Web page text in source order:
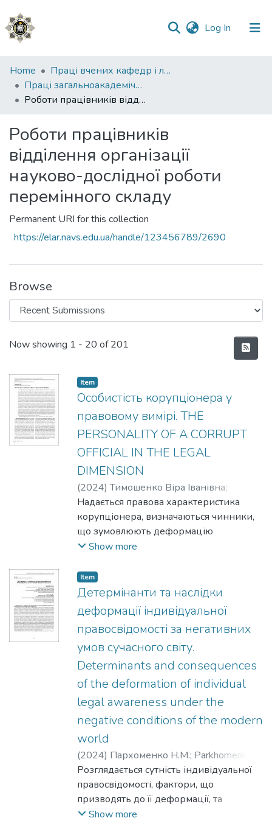
Log In (current)
Communities
&
Collections
Statistics
Home
Праці вчених кафедр і лабораторій
Праці загальноакадемічних кафедр
Роботи працівників відділення організації науково-дослідної роботи перемінного складу
Роботи працівників
відділення організації
науково-дослідної роботи
перемінного складу
Permanent URI for this collection
https://elar.navs.edu.ua/handle/123456789/2690
Browse
Recent Submissions
Now showing 1 - 20 of 201
Item
Особистість корупціонера у
правовому вимірі. THE
PERSONALITY OF A CORRUPT
OFFICIAL IN THE LEGAL
DIMENSION
(2024)Тимошенко Віра Іванівна;
Tymoshenko V.I.
Надається правова характеристика
корупціонера, визначаються чинники,
що зумовлюють деформацію
індивідуальної правосвідомості та
корупційну поведінку або сприяють їх
реалізації, позначаються можливості
запобігання такій поведінці.
Обґрунтовано висновок, що
корупційна поведінка є результатом
складної взаємодії соціальних і
біологічних факторів, дія яких
корегується конкретними відносинами,
в які особа потрапляє. Найголовніше у
боротьбі з корупцією – невідворотність
покарання. Зменшити прояви корупції
в суспільстві можна шляхом
формувавши принципово іншої
системи цінностей на основі високого
рівня правосвідомості, контролю за
законотворчою, виконавчою діяльністю
органів влади, невідворотності
Show more
Item
Детермінанти та наслідки
деформації індивідуальної
правосвідомості за негативних
умов сучасного світу.
Determinants and consequences
of the deformation of individual
legal awareness under the
negative conditions of the modern
world
(2024) Пархоменко Н.М.; Parkhomenko
N.M.;Тимошенко Віра Іванівна;
Tymoshenko V.I.
Розглядається сутність індивідуальної
правосвідомості, фактори, що
призводять до її деформації, та
наслідки, які при цьому настають.
Show more